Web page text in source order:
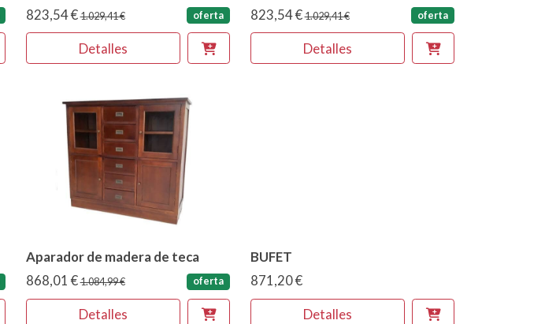
823,54 €1.029,41 € oferta
Detalles
823,54 €1.029,41 € oferta
Detalles
Aparador de madera de teca
868,01 €1.084,99 € oferta
Detalles
BUFET
871,20 €
Detalles